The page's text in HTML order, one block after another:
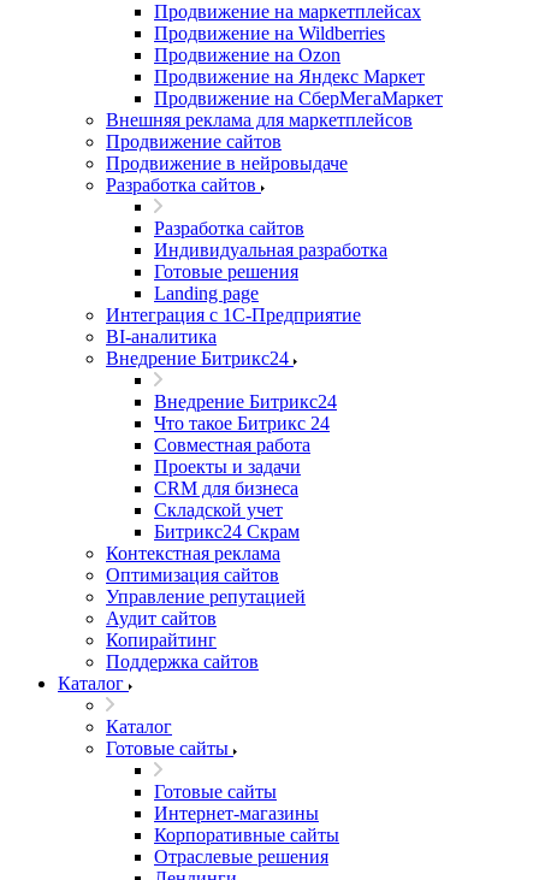
Продвижение на маркетплейсах
Продвижение на Wildberries
Продвижение на Ozon
Продвижение на Яндекс Маркет
Продвижение на СберМегаМаркет
Внешняя реклама для маркетплейсов
Продвижение сайтов
Продвижение в нейровыдаче
Разработка сайтов
Разработка сайтов
Индивидуальная разработка
Готовые решения
Landing page
Интеграция с 1С-Предприятие
BI-аналитика
Внедрение Битрикс24
Внедрение Битрикс24
Что такое Битрикс 24
Совместная работа
Проекты и задачи
СRМ для бизнеса
Складской учет
Битрикс24 Скрам
Контекстная реклама
Оптимизация сайтов
Управление репутацией
Аудит сайтов
Копирайтинг
Поддержка сайтов
Каталог
Каталог
Готовые сайты
Готовые сайты
Интернет-магазины
Корпоративные сайты
Отраслевые решения